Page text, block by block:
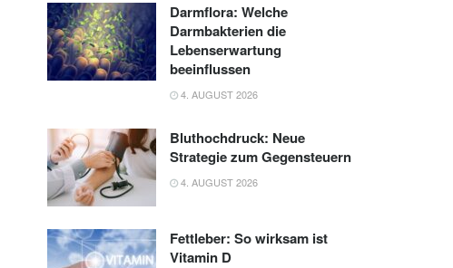
Darmflora: Welche
Darmbakterien die
Lebenserwartung
beeinflussen
4. AUGUST 2026
Bluthochdruck: Neue
Strategie zum Gegensteuern
4. AUGUST 2026
Fettleber: So wirksam ist
Vitamin D